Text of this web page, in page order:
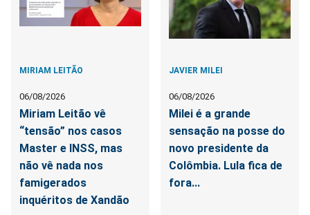
MIRIAM LEITÃO
06/08/2026
Miriam Leitão vê
“tensão” nos casos
Master e INSS, mas
não vê nada nos
famigerados
inquéritos de Xandão
JAVIER MILEI
06/08/2026
Milei é a grande
sensação na posse do
novo presidente da
Colômbia. Lula fica de
fora...